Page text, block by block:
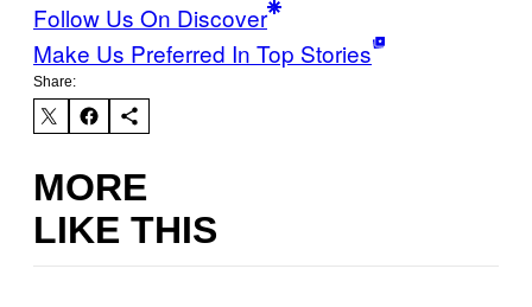
Follow Us On Discover
Make Us Preferred In Top Stories
Share:
MORE
LIKE THIS